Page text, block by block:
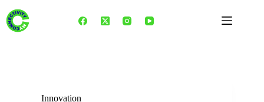
content
Innovation